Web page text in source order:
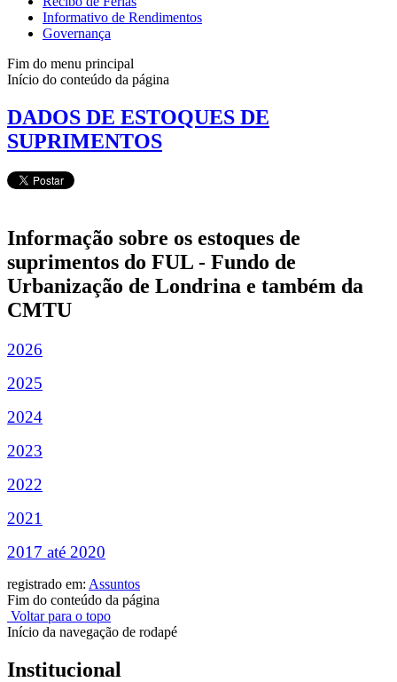
Informativo de Rendimentos
Governança
Fim do menu principal
Início do conteúdo da página
DADOS DE ESTOQUES DE
SUPRIMENTOS
Informação sobre os estoques de
suprimentos do FUL - Fundo de
Urbanização de Londrina e também da
CMTU
2026
2025
2024
2023
2022
2021
2017 até 2020
registrado em: Assuntos
Fim do conteúdo da página
Voltar para o topo
Início da navegação de rodapé
Institucional